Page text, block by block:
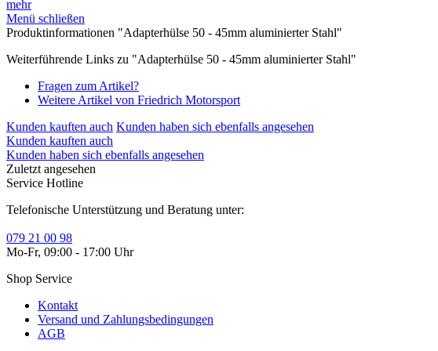
mehr
Menü schließen
Produktinformationen "Adapterhülse 50 - 45mm aluminierter Stahl"
Weiterführende Links zu "Adapterhülse 50 - 45mm aluminierter Stahl"
Fragen zum Artikel?
Weitere Artikel von Friedrich Motorsport
Kunden kauften auch Kunden haben sich ebenfalls angesehen
Kunden kauften auch
Kunden haben sich ebenfalls angesehen
Zuletzt angesehen
Service Hotline
Telefonische Unterstützung und Beratung unter:
079 21 00 98
Mo-Fr, 09:00 - 17:00 Uhr
Shop Service
Kontakt
Versand und Zahlungsbedingungen
AGB